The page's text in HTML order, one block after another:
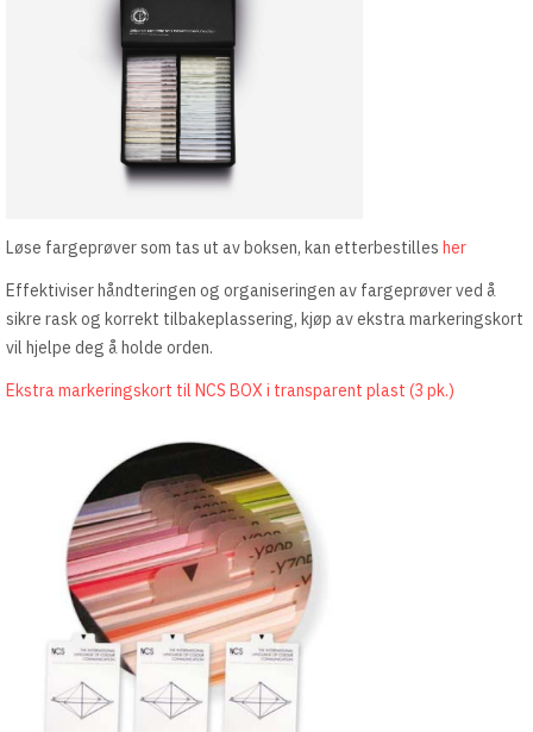
Løse fargeprøver som tas ut av boksen, kan etterbestilles her
Effektiviser håndteringen og organiseringen av fargeprøver ved å
sikre rask og korrekt tilbakeplassering, kjøp av ekstra markeringskort
vil hjelpe deg å holde orden.
Ekstra markeringskort til NCS BOX i transparent plast (3 pk.)